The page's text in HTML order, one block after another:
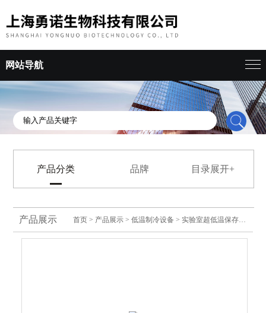
网站导航
产品分类 品牌 目录展开+
产品展示 首页 > 产品展示 >低温制冷设备 >实验室超低温保存箱